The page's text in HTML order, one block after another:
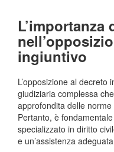
L’importanza
ingiuntivo
L’opposizione al
giudiziaria complessa
approfondita delle
Pertanto, è
specializzato in diritto
e un’assistenza